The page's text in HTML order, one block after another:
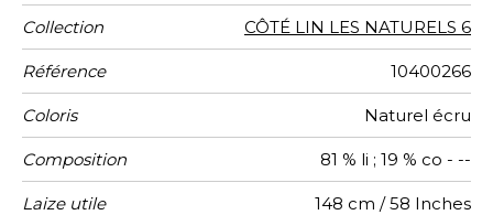
Collection CÔTÉ LIN LES NATURELS 6
Référence 10400266
Coloris Naturel écru
Composition 81 % li ; 19 % co - --
Laize utile 148 cm / 58 Inches